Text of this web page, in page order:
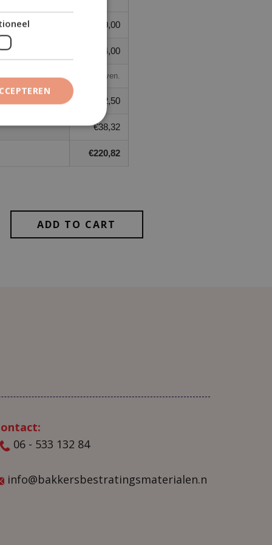
0,00
btw) 144,00
al in het subtotaal hierboven.
182,50
€38,32
€220,82
ADD TO CART
06 - 533 132 84
info@bakkersbestratingsmaterialen.n